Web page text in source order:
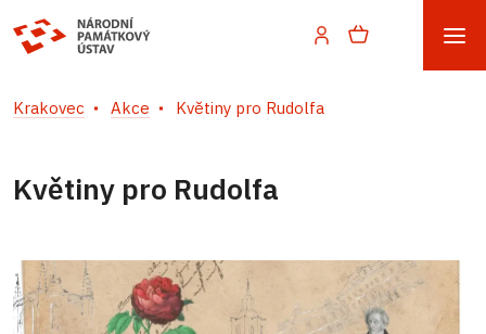
Krakovec Akce Květiny pro Rudolfa
Květiny pro Rudolfa